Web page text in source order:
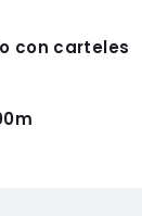
con carteles